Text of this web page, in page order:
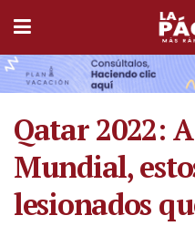
Qatar 2022:
Mundial,
lesionados